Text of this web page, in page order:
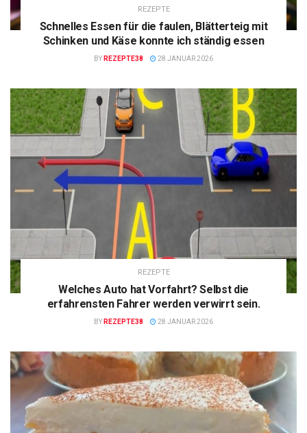
REZEPTE
Schnelles Essen für die faulen, Blätterteig mit
Schinken und Käse konnte ich ständig essen
BY REZEPTE38 28 JANUAR 2026
REZEPTE
Welches Auto hat Vorfahrt? Selbst die
erfahrensten Fahrer werden verwirrt sein.
BY REZEPTE38 28 JANUAR 2026